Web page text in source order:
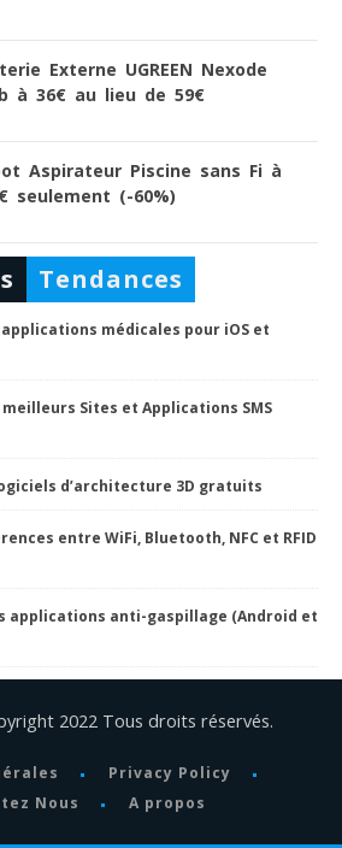
Externe UGREEN Nexode
à 36€ au lieu de 59€
Aspirateur Piscine sans Fi à
seulement (-60%)
Tendances
médicales pour iOS et
meilleurs Sites et Applications SMS
d’architecture 3D gratuits
entre WiFi, Bluetooth, NFC et RFID
applications anti-gaspillage (Android et
2022 Tous droits réservés.
Privacy Policy
Nous
A propos